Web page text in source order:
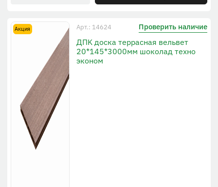
Акция Арт.: 14624 Проверить наличие
ДПK доска террасная вельвет
20*145*3000мм шоколад техно
эконом